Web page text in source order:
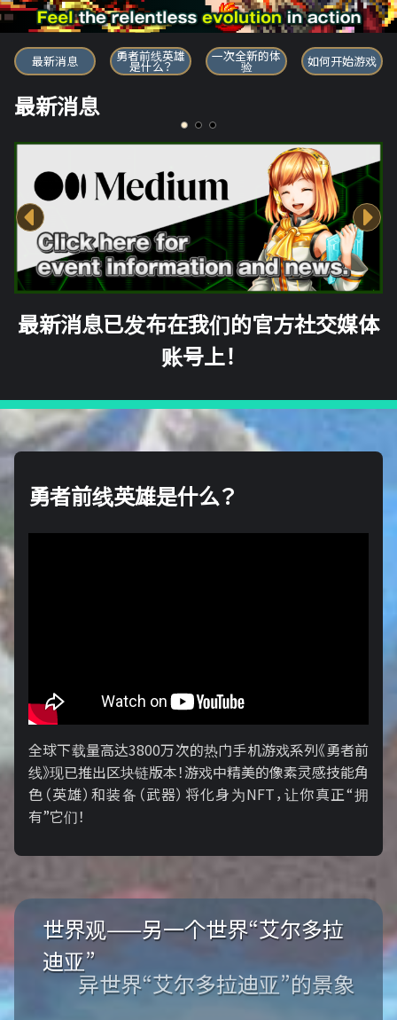
勇者前线英雄
最新消息 勇者前线英雄
是什么？
一次全新的体
验 如何开始游戏
最新消息
最新消息已发布在我们的官方社交媒体
账号上！
勇者前线英雄是什么？
全球下载量高达3800万次的热门手机游戏系列《勇者前
线》现已推出区块链版本！游戏中精美的像素灵感技能角
色（英雄）和装备（武器）将化身为NFT，让你真正“拥
有”它们！
世界观——另一个世界“艾尔多拉
迪亚”
异世界“艾尔多拉迪亚”的景象